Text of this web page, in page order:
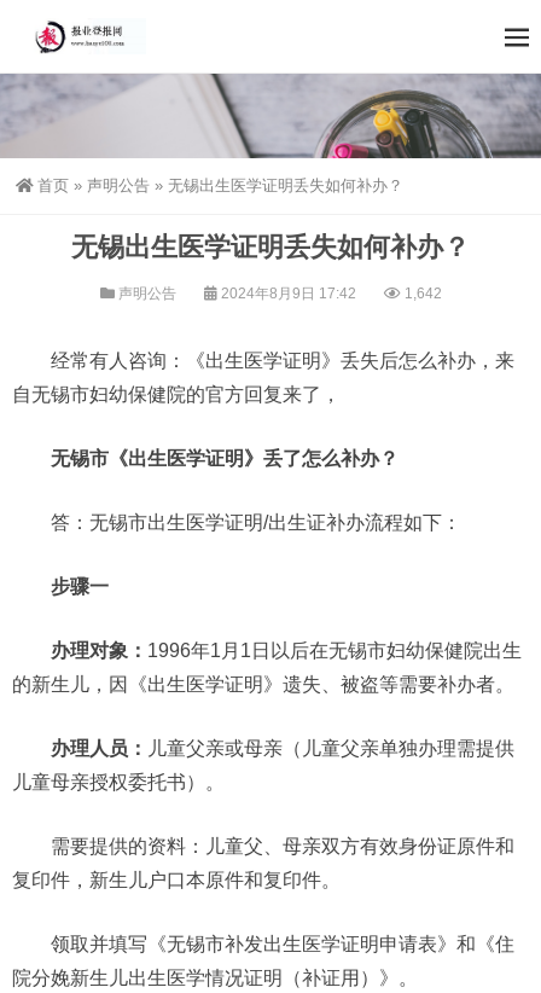
首页 » 声明公告 » 无锡出生医学证明丢失如何补办？
无锡出生医学证明丢失如何补办？
声明公告 2024年8月9日 17:42 1,642
经常有人咨询：《出生医学证明》丢失后怎么补办，来
自无锡市妇幼保健院的官方回复来了，
无锡市《出生医学证明》丢了怎么补办？
答：无锡市出生医学证明/出生证补办流程如下：
步骤一
办理对象： 1996年1月1日以后在无锡市妇幼保健院出生
的新生儿，因《出生医学证明》遗失、被盗等需要补办者。
办理人员： 儿童父亲或母亲（儿童父亲单独办理需提供
儿童母亲授权委托书）。
需要提供的资料：儿童父、母亲双方有效身份证原件和
复印件，新生儿户口本原件和复印件。
领取并填写《无锡市补发出生医学证明申请表》和《住
院分娩新生儿出生医学情况证明（补证用）》。